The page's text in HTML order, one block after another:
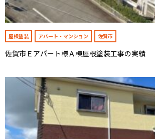
屋根塗装 アパート・マンション 佐賀市
佐賀市Ｅアパート様Ａ棟屋根塗装工事の実績